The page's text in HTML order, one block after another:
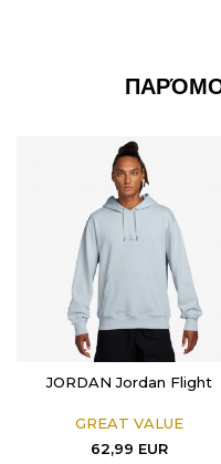
JORDAN Jordan Flight
GREAT VALUE
62,99 EUR